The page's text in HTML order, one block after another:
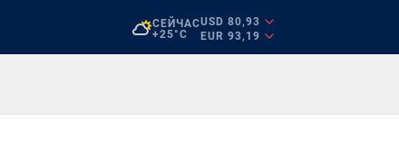
СЕЙЧАС
+25°C
USD 80,93
EUR 93,19